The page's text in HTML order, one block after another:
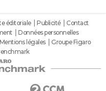
éditoriale Publicité
Contact
Données personnelles
Mentions légales
Groupe Figaro